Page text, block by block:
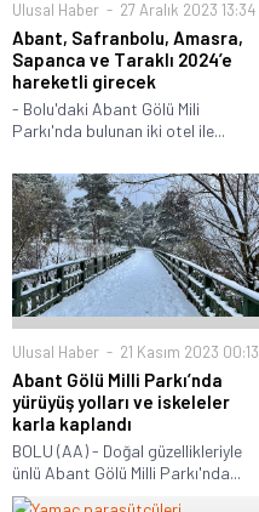
Ulusal Haber 27 Aralık 2023 13:34
Abant, Safranbolu, Amasra,
Sapanca ve Taraklı 2024’e
hareketli girecek
- Bolu'daki Abant Gölü Mili
Parkı'nda bulunan iki otel ile...
Ulusal Haber 21 Kasım 2023 00:13
Abant Gölü Milli Parkı’nda
yürüyüş yolları ve iskeleler
karla kaplandı
BOLU (AA) - Doğal güzellikleriyle
ünlü Abant Gölü Milli Parkı'nda...